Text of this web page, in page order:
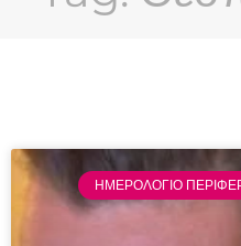
ΗΜΕΡΟΛΟΓΙΟ